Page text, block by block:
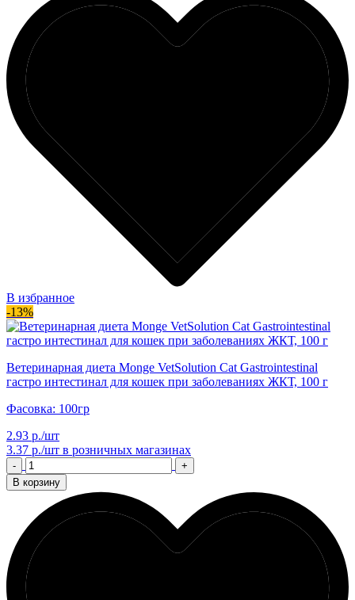
В избранное
-13%
Ветеринарная диета Monge VetSolution Cat Gastrointestinal
гастро интестинал для кошек при заболеваниях ЖКТ, 100 г
Фасовка: 100гр
2.93 р./шт
3.37 р./шт в розничных магазинах
-
+
В корзину